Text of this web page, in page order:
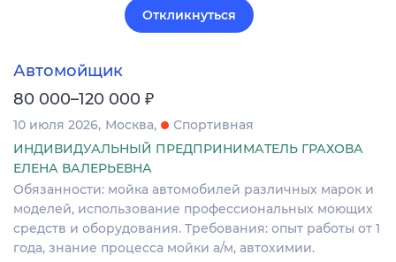
Откликнуться
Автомойщик
80 000–120 000 ₽
10 июля 2026 Москва
Спортивная
ИНДИВИДУАЛЬНЫЙ ПРЕДПРИНИМАТЕЛЬ ГРАХОВА
ЕЛЕНА ВАЛЕРЬЕВНА
Обязанности: мойка автомобилей различных марок и
моделей, использование профессиональных моющих
средств и оборудования. Требования: опыт работы от 1
года, знание процесса мойки а/м, автохимии.